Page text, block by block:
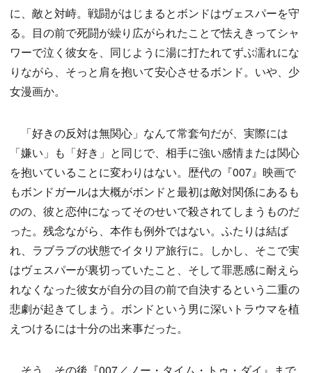
に、敵と対峙。戦闘がはじまるとボンドはヴェスパーを守
る。目の前で死闘が繰り広がられたことで怯えきってシャ
ワーで泣く彼女を、同じように湯に打たれてずぶ濡れにな
りながら、そっと肩を抱いて安心させるボンド。いや、少
女漫画か。
「好きの反対は無関心」なんて常套句だが、実際には
「嫌い」も「好き」と同じで、相手に強い感情または関心
を抱いていることに変わりはない。歴代の『007』映画で
もボンドガールは大概がボンドと最初は敵対関係にあるも
のの、彼と恋仲になってそのせいで殺されてしまうものだ
った。残念ながら、本作も例外ではない。ふたりは結ば
れ、ラブラブの状態でイタリア旅行に。しかし、そこで実
はヴェスパーが裏切っていたこと、そして罪悪感に耐えら
れなくなった彼女が自分の目の前で自決するという二重の
悲劇が起きてしまう。ボンドという男に深いトラウマを植
えつけるには十分の出来事だった。